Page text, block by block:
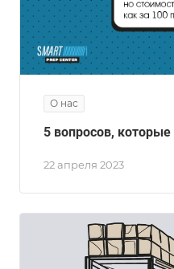
О нас
22 апреля 2023
5 вопросов,